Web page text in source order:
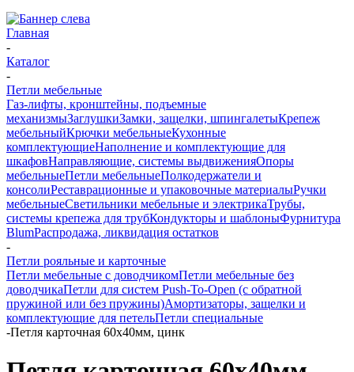
Главная
-
Каталог
-
Петли мебельные
Газ-лифты, кронштейны, подъемные
механизмыЗаглушкиЗамки, защелки, шпингалетыКрепеж
мебельныйКрючки мебельныеКухонные
комплектующиеНаполнение и комплектующие для
шкафовНаправляющие, системы выдвиженияОпоры
мебельныеПетли мебельныеПолкодержатели и
консолиРеставрационные и упаковочные материалыРучки
мебельныеСветильники мебельные и электрикаТрубы,
системы крепежа для трубКондукторы и шаблоныФурнитура
BlumРаспродажа, ликвидация остатков
-
Петли рояльные и карточные
Петли мебельные с доводчикомПетли мебельные без
доводчикаПетли для систем Push-To-Open (с обратной
пружиной или без пружины)Амортизаторы, защелки и
комплектующие для петельПетли специальные
-Петля карточная 60х40мм, цинк